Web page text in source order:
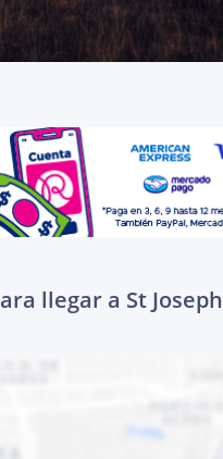
llegar a St Joseph